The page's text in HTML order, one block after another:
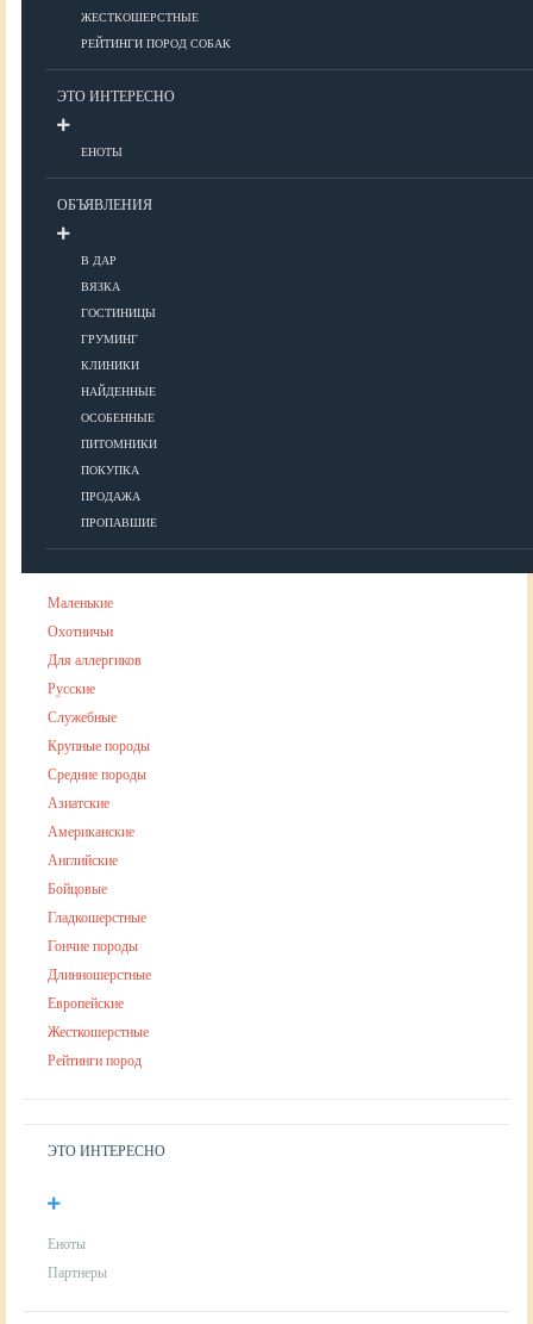
ЖЕСТКОШЕРСТНЫЕ
РЕЙТИНГИ ПОРОД СОБАК
ЭТО ИНТЕРЕСНО
ЕНОТЫ
ОБЪЯВЛЕНИЯ
В ДАР
ВЯЗКА
ГОСТИНИЦЫ
ГРУМИНГ
КЛИНИКИ
НАЙДЕННЫЕ
ОСОБЕННЫЕ
ПИТОМНИКИ
ПОКУПКА
ПРОДАЖА
ПРОПАВШИЕ
Корма эконом класса
Кормление щенков
Диетическое и лечебное кормление
УХОД
Гигиена
Уход за шерстью
Аксессуары для ухода за собакой
Маленькие
Охотничьи
Для аллергиков
Русские
Служебные
Крупные породы
Средние породы
Азиатские
Американские
Английские
Бойцовые
Гладкошерстные
Гончие породы
Длинношерстные
Европейские
Жесткошерстные
Рейтинги пород
ЭТО ИНТЕРЕСНО
Еноты
Партнеры